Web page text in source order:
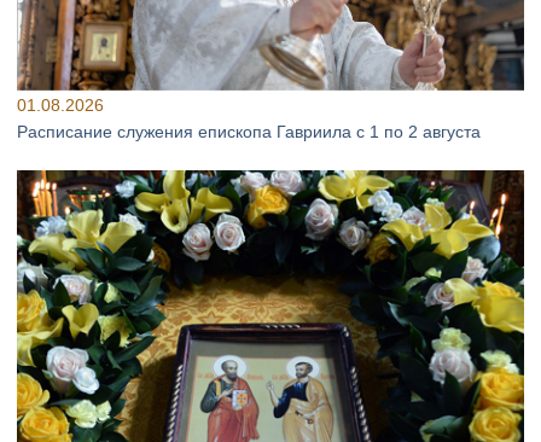
01.08.2026
Расписание служения епископа Гавриила с 1 по 2 августа